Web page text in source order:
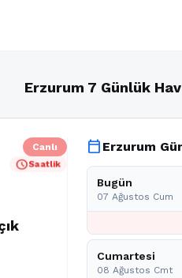
Erzurum 7 Günlük
Canlı
scheduleSaatlik
calendar_today Erzurum
Bugün
07 Ağustos Cum
Cumartesi
08 Ağustos Cmt